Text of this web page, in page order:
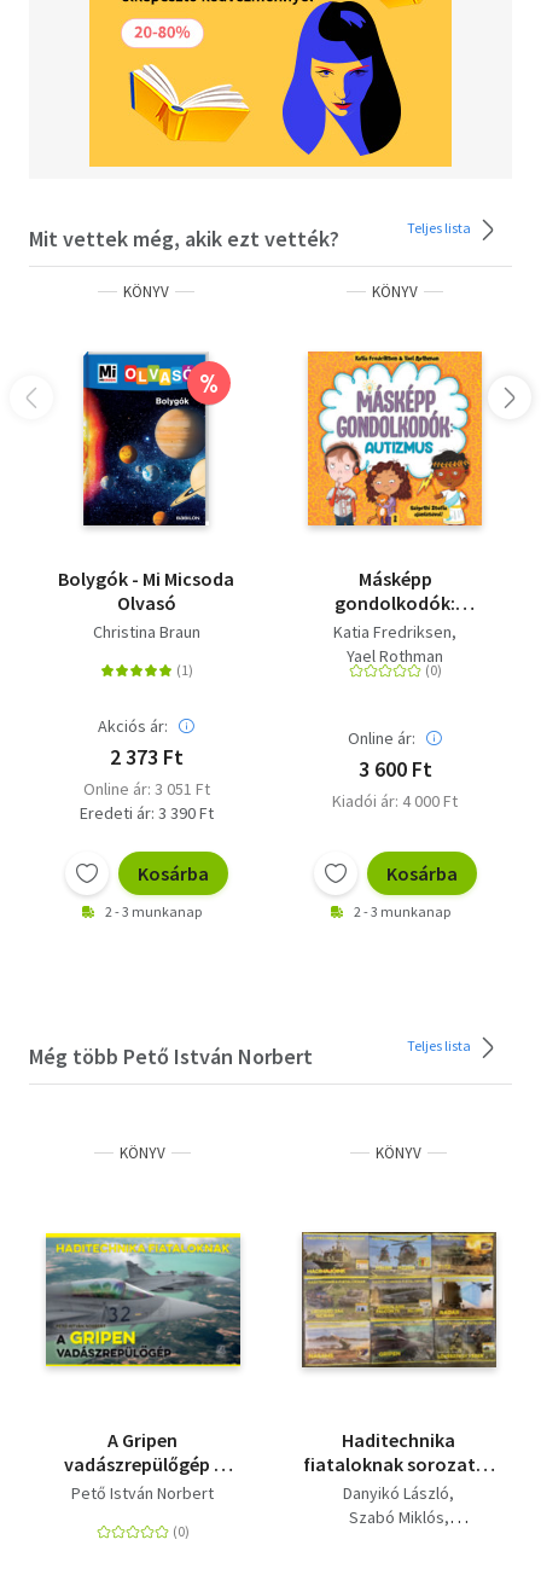
Mit vettek még, akik ezt vették? Teljes lista
KÖNYV
%
Bolygók - Mi Micsoda
Olvasó
Christina Braun
Akciós ár:
2 373 Ft
Online ár: 3 051 Ft
Eredeti ár: 3 390 Ft
Kosárba
2 - 3 munkanap
KÖNYV
Másképp
gondolkodók:
Autizmus
Katia Fredriksen
Yael Rothman
Online ár:
3 600 Ft
Kiadói ár: 4 000 Ft
Kosárba
2 - 3 munkanap
Még több Pető István Norbert Teljes lista
KÖNYV
A Gripen
vadászrepülőgép -
Haditechnika
Pető István Norbert
KÖNYV
Haditechnika
fiataloknak sorozat (9
kötet 📚)
Danyikó László
Szabó Miklós